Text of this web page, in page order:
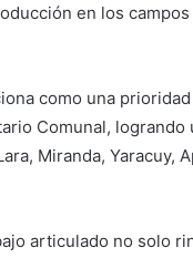
en los
como una
Comunal,
Miranda, Yaracuy,
articulado no solo